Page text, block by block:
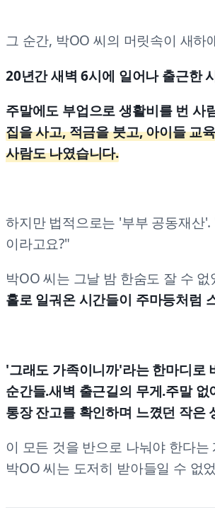
그 순간, 박OO 씨의 머릿속이 새하
20년간 새벽 6시에 일어나 출근한
주말에도 부업으로 생활비를 번 사
집을 사고, 적금을 붓고, 아이들 교
사람도 나였습니다.
하지만 법적으로는 '부부 공동재산'.
이라고요?"
박OO 씨는 그날 밤 한숨도 잘 수 없
홀로 일궈온 시간들이 주마등처럼
'그래도 가족이니까'라는 한마디로
순간들.새벽 출근길의 무게.주말 없
통장 잔고를 확인하며 느꼈던 작은
이 모든 것을 반으로 나눠야 한다는
박OO 씨는 도저히 받아들일 수 없